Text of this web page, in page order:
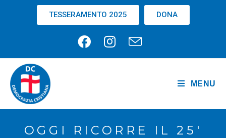
TESSERAMENTO 2025 DONA
MENU
OGGI RICORRE IL 25′